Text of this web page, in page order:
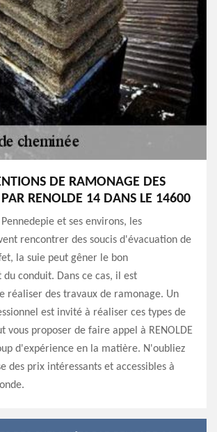
DE RAMONAGE DES
RENOLDE 14 DANS LE 14600
et ses environs, les
rencontrer des soucis d'évacuation de
la suie peut gêner le bon
conduit. Dans ce cas, il est
réaliser des travaux de ramonage. Un
est invité à réaliser ces types de
vous proposer de faire appel à RENOLDE
d'expérience en la matière. N'oubliez
des prix intéressants et accessibles à